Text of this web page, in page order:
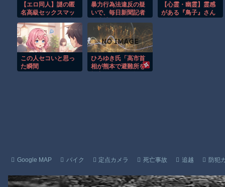
【動画】自動ドアの仕組みを理解した富山のツバメが賢い。
【動画】高速道路を走行中の車からリアガラスが飛んでくる事故(
子供向け漫画、謎の闇の大会に参加しがち問題
【朗報】大人気漫画「GANTZ」がAmazonでなんと全巻100円ｗ
【エロ同人】謎の匿
名高級セックスマッ
用したらずっとあこ
がれていた人妻
#8230;
暴力行為法違反の疑
いで、毎日新聞記者
【心霊・幽霊】霊感
がある『鳥子』さん
この人セコいと思っ
た瞬間
ひろゆき氏「高市首
相が熊本で避難所を
Google MAP バイク 定点カメラ 死亡事故 追越 防犯